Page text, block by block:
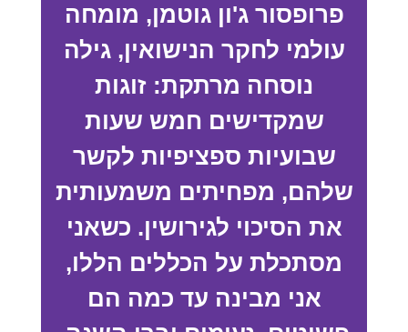
פרופסור ג'ון גוטמן, מומחה
עולמי לחקר הנישואין, גילה
נוסחה מרתקת: זוגות
שמקדישים חמש שעות
שבועיות ספציפיות לקשר
שלהם, מפחיתים משמעותית
את הסיכוי לגירושין. כשאני
מסתכלת על הכללים הללו,
אני מבינה עד כמה הם